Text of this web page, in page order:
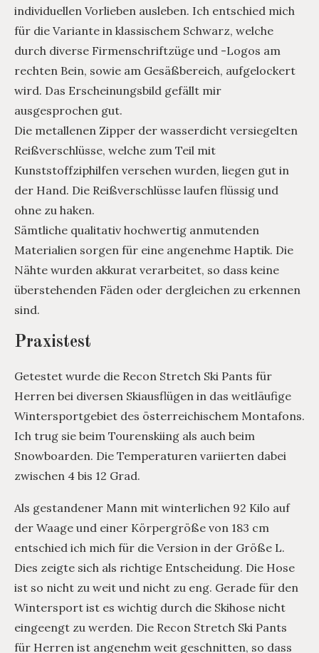
individuellen Vorlieben ausleben. Ich entschied mich
für die Variante in klassischem Schwarz, welche
durch diverse Firmenschriftzüge und -Logos am
rechten Bein, sowie am Gesäßbereich, aufgelockert
wird. Das Erscheinungsbild gefällt mir
ausgesprochen gut.
Die metallenen Zipper der wasserdicht versiegelten
Reißverschlüsse, welche zum Teil mit
Kunststoffziphilfen versehen wurden, liegen gut in
der Hand. Die Reißverschlüsse laufen flüssig und
ohne zu haken.
Sämtliche qualitativ hochwertig anmutenden
Materialien sorgen für eine angenehme Haptik. Die
Nähte wurden akkurat verarbeitet, so dass keine
überstehenden Fäden oder dergleichen zu erkennen
sind.
Praxistest
Getestet wurde die Recon Stretch Ski Pants für
Herren bei diversen Skiausflügen in das weitläufige
Wintersportgebiet des österreichischem Montafons.
Ich trug sie beim Tourenskiing als auch beim
Snowboarden. Die Temperaturen variierten dabei
zwischen 4 bis 12 Grad.
Als gestandener Mann mit winterlichen 92 Kilo auf
der Waage und einer Körpergröße von 183 cm
entschied ich mich für die Version in der Größe L.
Dies zeigte sich als richtige Entscheidung. Die Hose
ist so nicht zu weit und nicht zu eng. Gerade für den
Wintersport ist es wichtig durch die Skihose nicht
eingeengt zu werden. Die Recon Stretch Ski Pants
für Herren ist angenehm weit geschnitten, so dass